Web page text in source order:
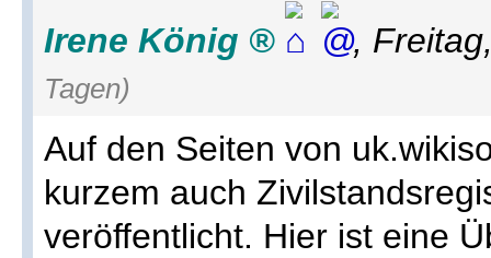
Irene König ,
Tagen)
Auf den Seiten von
kurzem auch
veröffentlicht. Hier ist eine